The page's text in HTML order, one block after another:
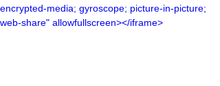
encrypted-media; gyroscope; picture-in-picture;
web-share" allowfullscreen></iframe>